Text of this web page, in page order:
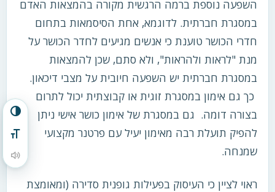
הפעל/כבה ניגודיות גבוהה
מתג גודל גופן
הקראת תוכן העמוד
השפעה נוספת ברמה הרגשית מקורה בהמצאות האדם
במסגרת חברתית. לדוגמא, אחת הסיסמאות בתחום
חדרי הכושר טוענת כי אנשים מגיעים לחדר הכושר על
מנת "לראות ולהראות", ולא סתם, שכן להמצאות
במסגרת חברתית יש השפעה חיובית על מצבי דיכאון.
כך גם אימון במסגרת זוגית או קבוצתית יכול לתרום
בצורה דומה. גם במסגרת של אימון כושר אישי ניתן
להפיק תועלת רבה מאימון יעיל עם פרטנר מקצועי
שמנחה.
ראוי לציין כי העיסוק בפעילות גופנית סדירה (ומאומצת